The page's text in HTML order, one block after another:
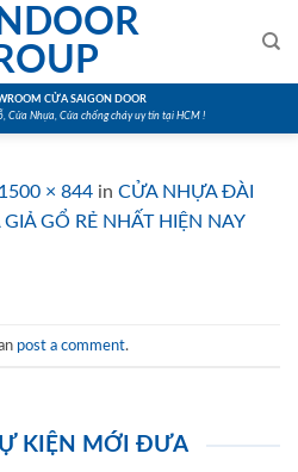
CỬA SAIGON DOOR
Cửa Nhựa, Cửa chống cháy uy tín tại HCM !
1500 × 844 in CỬA NHỰA ĐÀI
GỔ RẺ NHẤT HIỆN NAY
post a comment.
KIỆN MỚI ĐƯA